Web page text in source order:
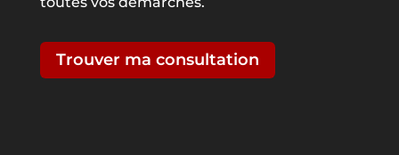
Trouver ma consultation